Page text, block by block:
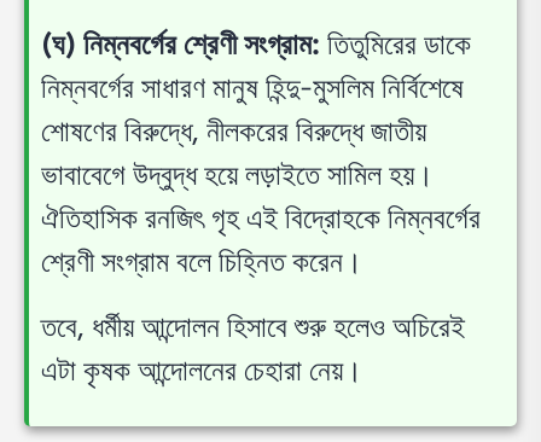
(ঘ) নিম্নবর্গের শ্রেণী সংগ্রাম: তিতুমিরের ডাকে
নিম্নবর্গের সাধারণ মানুষ হিন্দু-মুসলিম নির্বিশেষে
শোষণের বিরুদ্ধে, নীলকরের বিরুদ্ধে জাতীয়
ভাবাবেগে উদ্বুদ্ধ হয়ে লড়াইতে সামিল হয়।
ঐতিহাসিক রনজিৎ গৃহ এই বিদ্রোহকে নিম্নবর্গের
শ্রেণী সংগ্রাম বলে চিহ্নিত করেন।
তবে, ধর্মীয় আন্দোলন হিসাবে শুরু হলেও অচিরেই
এটা কৃষক আন্দোলনের চেহারা নেয়।